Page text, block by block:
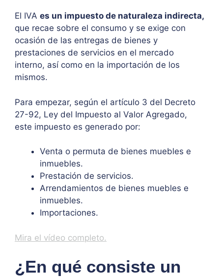
El IVA es un impuesto de naturaleza indirecta,
que recae sobre el consumo y se exige con
ocasión de las entregas de bienes y
prestaciones de servicios en el mercado
interno, así como en la importación de los
mismos.
Para empezar, según el artículo 3 del Decreto
27-92, Ley del Impuesto al Valor Agregado,
este impuesto es generado por:
Venta o permuta de bienes muebles e
inmuebles.
Prestación de servicios.
Arrendamientos de bienes muebles e
inmuebles.
Importaciones.
Mira el vídeo completo.
¿En qué consiste un